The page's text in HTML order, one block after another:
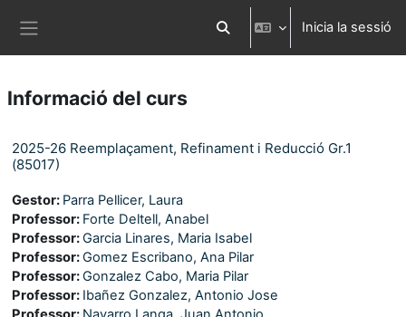
Commuta l'entrada de la cerca
Inicia la sessió
Informació del curs
2025-26 Reemplaçament, Refinament i Reducció Gr.1
(85017)
Gestor: Parra Pellicer, Laura
Professor: Forte Deltell, Anabel
Professor:Garcia Linares, Maria Isabel
Professor:Gomez Escribano, Ana Pilar
Professor:Gonzalez Cabo, Maria Pilar
Professor: Ibañez Gonzalez, Antonio Jose